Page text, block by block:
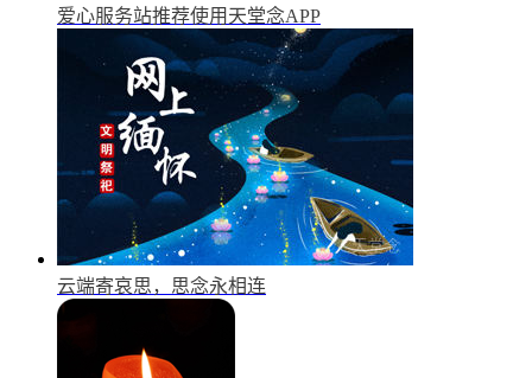
爱心服务站推荐使用天堂念APP
云端寄哀思，思念永相连